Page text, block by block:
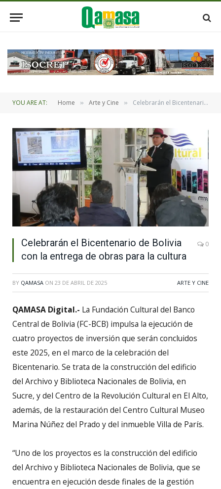
YOU ARE AT: Home » Arte y Cine » Celebrarán el Bicentenario de Bolivia con la entrega de obras para la cultura
Celebrarán el Bicentenario de Bolivia
con la entrega de obras para la cultura
0
BY QAMASA ON 23 DE ABRIL DE 2025 ARTE Y CINE
QAMASA Digital.- La Fundación Cultural del Banco
Central de Bolivia (FC-BCB) impulsa la ejecución de
cuatro proyectos de inversión que serán concluidos
este 2025, en el marco de la celebración del
Bicentenario. Se trata de la construcción del edificio
del Archivo y Biblioteca Nacionales de Bolivia, en
Sucre, y del Centro de la Revolución Cultural en El Alto,
además, de la restauración del Centro Cultural Museo
Marina Núñez del Prado y del inmueble Villa de París.
“Uno de los proyectos es la construcción del edificio
del Archivo y Biblioteca Nacionales de Bolivia, que se
encuentra en ejecución desde finales de la gestión